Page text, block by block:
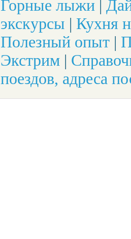
Горные лыжи
экскурсы | Кухня
Полезный опыт |
Экстрим |
поездов, адреса